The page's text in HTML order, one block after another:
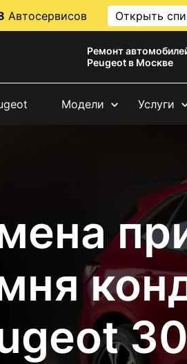
Автосервисов Открыть
Ремонт
Peugeot в Москве
Модели Услуги